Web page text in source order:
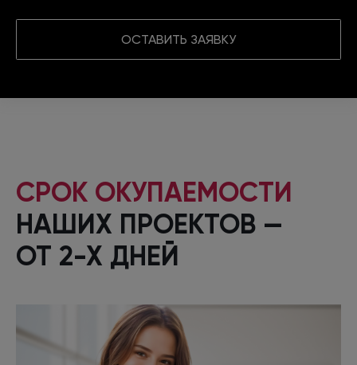
ОСТАВИТЬ ЗАЯВКУ
СРОК ОКУПАЕМОСТИ
НАШИХ ПРОЕКТОВ —
ОТ 2-Х ДНЕЙ